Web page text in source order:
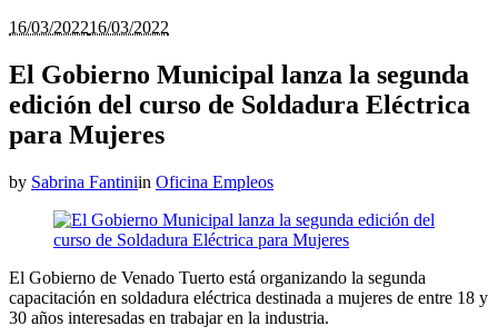
16/03/202216/03/2022
El Gobierno Municipal lanza la segunda
edición del curso de Soldadura Eléctrica
para Mujeres
by Sabrina Fantiniin Oficina Empleos
El Gobierno de Venado Tuerto está organizando la segunda
capacitación en soldadura eléctrica destinada a mujeres de entre 18 y
30 años interesadas en trabajar en la industria.